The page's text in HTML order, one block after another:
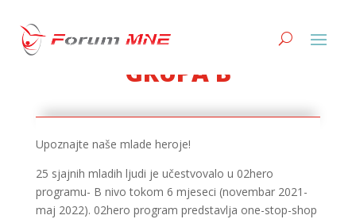
GRUPA B
Upoznajte naše mlade heroje!
25 sjajnih mladih ljudi je učestvovalo u 02hero
programu- B nivo tokom 6 mjeseci (novembar 2021-
maj 2022). 02hero program predstavlja one-stop-shop